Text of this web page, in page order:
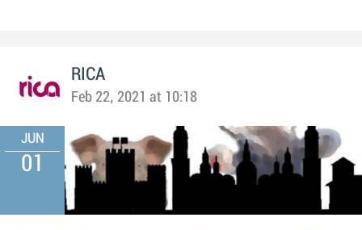
RICA
Feb 22, 2021 at 10:18
JUN
01